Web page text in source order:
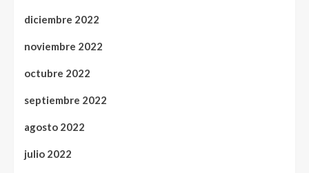
diciembre 2022
noviembre 2022
octubre 2022
septiembre 2022
agosto 2022
julio 2022